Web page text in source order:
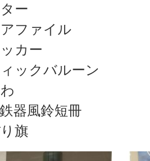
ー
ファイル
カー
ックバルーン
器風鈴短冊
旗